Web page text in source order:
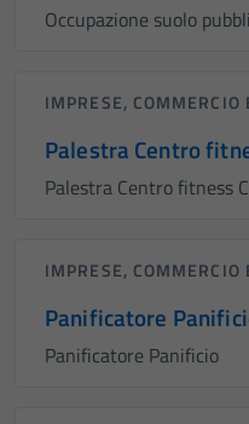
Occupazione suolo
IMPRESE, COMMERCIO
Palestra Centro
Palestra Centro fitness
IMPRESE, COMMERCIO
Panificatore
Panificatore Panificio